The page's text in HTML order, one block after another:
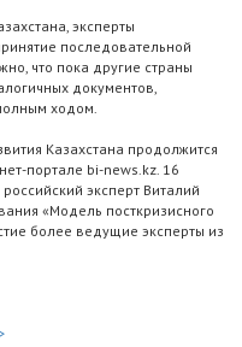
эксперты
последовательной
что пока другие страны
документов,
ходом.
Казахстана продолжится
портале bi-news.kz. 16
эксперт Виталий
«Модель посткризисного
более ведущие эксперты из